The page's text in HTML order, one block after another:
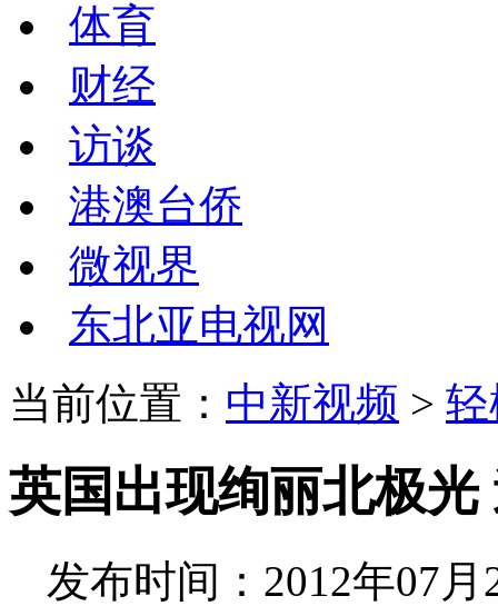
体育
财经
访谈
港澳台侨
微视界
东北亚电视网
当前位置： 中新视频 >
英国出现绚丽北极光
发布时间：2012年07月